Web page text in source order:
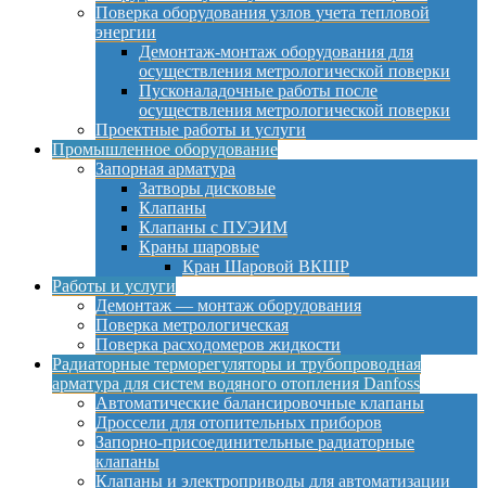
Поверка оборудования узлов учета тепловой
энергии
Демонтаж-монтаж оборудования для
осуществления метрологической поверки
Пусконаладочные работы после
осуществления метрологической поверки
Проектные работы и услуги
Промышленное оборудование
Запорная арматура
Затворы дисковые
Клапаны
Клапаны с ПУЭИМ
Краны шаровые
Кран Шаровой ВКШР
Работы и услуги
Демонтаж — монтаж оборудования
Поверка метрологическая
Поверка расходомеров жидкости
Радиаторные терморегуляторы и трубопроводная
арматура для систем водяного отопления Danfoss
Автоматические балансировочные клапаны
Дроссели для отопительных приборов
Запорно-присоединительные радиаторные
клапаны
Клапаны и электроприводы для автоматизации